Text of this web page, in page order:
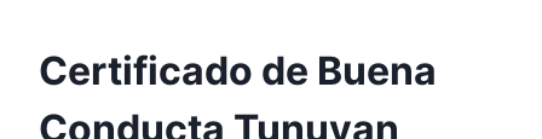
Certificado de Buena
Conducta Tunuyan